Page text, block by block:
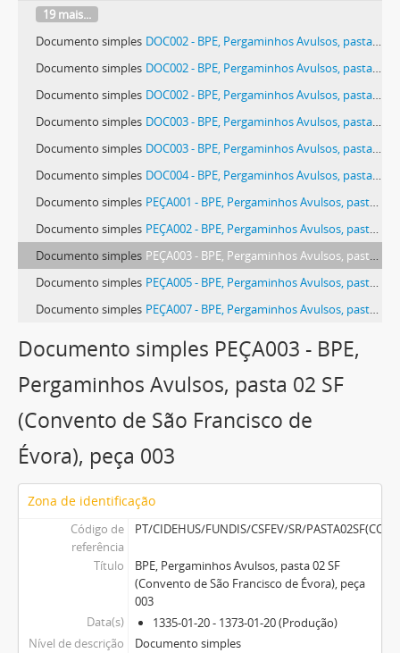
19 mais...
Documento simples DOC002 - BPE, Pergaminhos Avulsos, pasta 02 SF (Convento de São Francisco de Évora), peça 018, doc. 002
Documento simples DOC002 - BPE, Pergaminhos Avulsos, pasta 02 SF (Convento de São Francisco de Évora), peça 021, doc. 002
Documento simples DOC002 - BPE, Pergaminhos Avulsos, pasta 02 SF (Convento de São Francisco de Évora), peça 028, doc. 002
Documento simples DOC003 - BPE, Pergaminhos Avulsos, pasta 02 SF (Convento de São Francisco de Évora), peça 006, doc. 003
Documento simples DOC003 - BPE, Pergaminhos Avulsos, pasta 02 SF (Convento de São Francisco de Évora), peça 028, doc. 003
Documento simples DOC004 - BPE, Pergaminhos Avulsos, pasta 02 SF (Convento de São Francisco de Évora), peça 006, doc. 004
Documento simples PEÇA001 - BPE, Pergaminhos Avulsos, pasta 02 SF (Convento de São Francisco de Évora), peça 001
Documento simples PEÇA002 - BPE, Pergaminhos Avulsos, pasta 02 SF (Convento de São Francisco de Évora), peça 002
Documento simples PEÇA003 - BPE, Pergaminhos Avulsos, pasta 02 SF (Convento de São Francisco de Évora), peça 003
Documento simples PEÇA005 - BPE, Pergaminhos Avulsos, pasta 02 SF (Convento de São Francisco de Évora), peça 005
Documento simples PEÇA007 - BPE, Pergaminhos Avulsos, pasta 02 SF (Convento de São Francisco de Évora), peça 007
PEÇA010 - BPE, Pergaminhos Avulsos, pasta 02 SF (Convento de São Francisco de Évora), peça 010
42 mais...
Documento simples PEÇA003 - BPE,
Pergaminhos Avulsos, pasta 02 SF
(Convento de São Francisco de
Évora), peça 003
Zona de identificação
Código de
referência
PT/CIDEHUS/FUNDIS/CSFEV/SR/
Título
BPE, Pergaminhos Avulsos, pasta 02 SF
(Convento de São Francisco de Évora), peça
003
Data(s)
1335-01-20 - 1373-01-20 (Produção)
Nível de descrição
Documento simples